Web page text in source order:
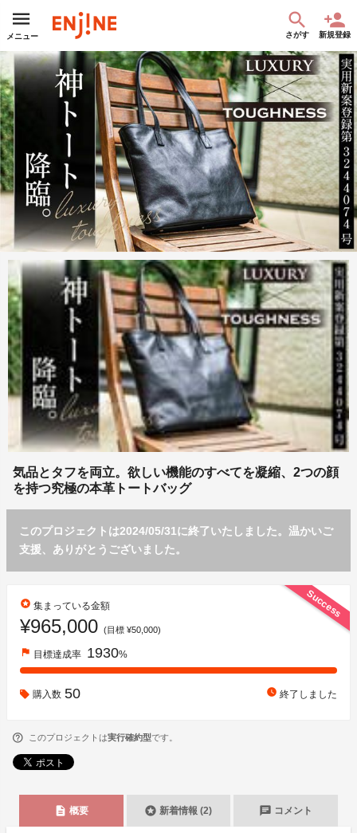
メニュー さがす 新規登録
気品とタフを両立。欲しい機能のすべてを凝縮、2つの顔
を持つ究極の本革トートバッグ
このプロジェクトは2024/05/31に終了いたしました。温かいご
支援、ありがとうございました。
Success
stars 集まっている金額
¥965,000 (目標 ¥50,000)
flag 目標達成率 1930%
購入数 50 watch_later 終了しました
このプロジェクトは実行確約型です。
description 概要 stars 新着情報 (2) chat コメント